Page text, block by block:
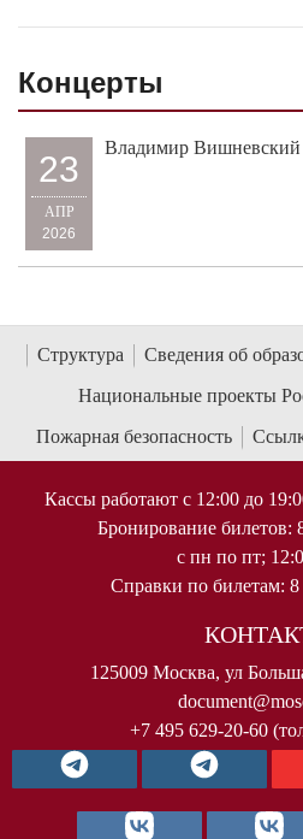
Концерты
23
АПР
2026
Владимир Вишневский
Структура
Сведения об
Национальные проекты
Пожарная безопасность
Кассы работают с 12:00 до
Бронирование билетов:
с пн по пт;
Справки по билетам:
125009 Москва, ул
+7 495 629-20-60